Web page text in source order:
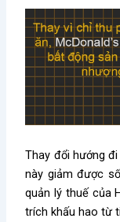
Thay đổi hướng
này giảm được
quản lý thuế của
trích khấu hao từ